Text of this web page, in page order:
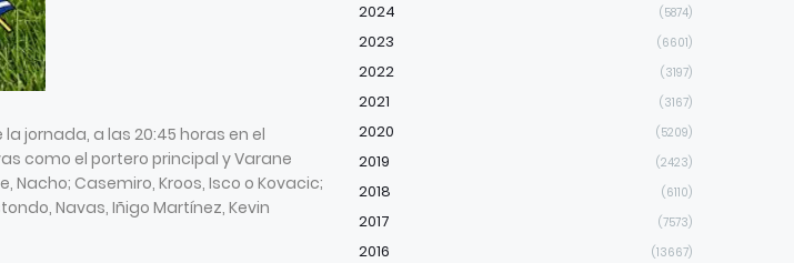
jornada, a las 20:45 horas en el
como el portero principal y Varane
Nacho; Casemiro, Kroos, Isco o Kovacic;
Navas, Iñigo Martínez, Kevin
2024 (5874)
2023 (6601)
2022 (3197)
2021 (3167)
2020 (5209)
2019 (2423)
2018 (6110)
2017 (7573)
2016 (13667)